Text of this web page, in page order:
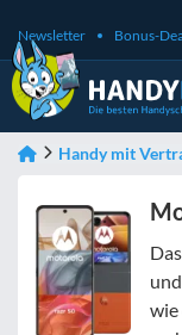
Newsletter Bonus-
Handy mit
wie